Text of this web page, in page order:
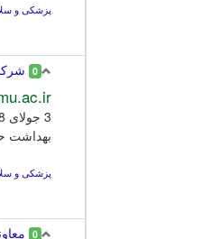
پزشکی و
0
3 جولای 2018 ... شركت هاي خصوصي ارائه دهنده خدمات
بهداشت
پزشکی و
0